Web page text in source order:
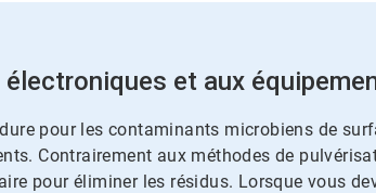
et aux
pour les contaminants microbiens de
Contrairement aux méthodes de
pour éliminer les résidus.​​​​​​​ Lorsque vous